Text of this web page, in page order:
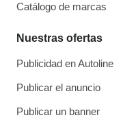
Catálogo de marcas
Nuestras ofertas
Publicidad en Autoline
Publicar el anuncio
Publicar un banner